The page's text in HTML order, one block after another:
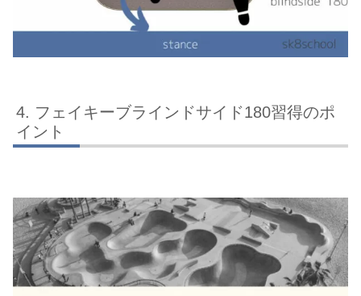
フェイキーブラインドサイド180習得のポ
イント